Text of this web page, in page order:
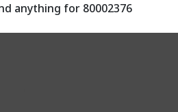
anything for 80002376